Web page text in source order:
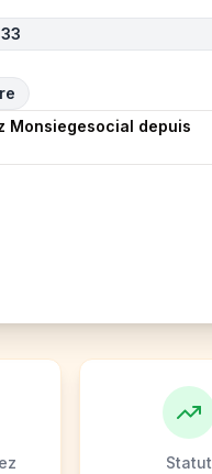
Monsiegesocial depuis
Statut